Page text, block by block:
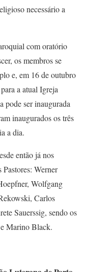
necessário a
com oratório
os membros se
e, em 16 de outubro
a atual Igreja
pode ser inaugurada
inaugurados os três
a dia.
então já nos
Werner
Wolfgang
Carlos
Sauerssig, sendo os
Marino Black.